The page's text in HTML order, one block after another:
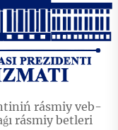
rásmiy veb-
rásmiy betleri